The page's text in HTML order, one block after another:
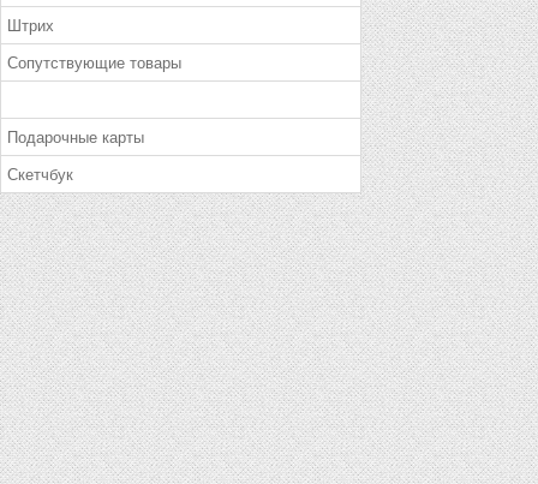
Штрих
Сопутствующие товары
Подарочные карты
Скетчбук